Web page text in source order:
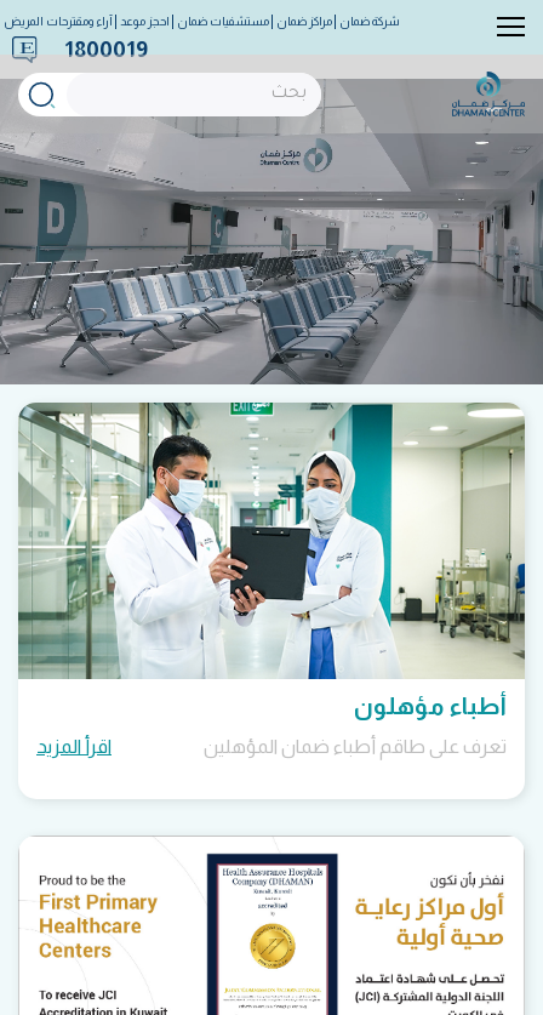
شركة ضمان مراكز ضمان مستشفيات ضمان احجز موعد آراء ومقترحات المريض
1800019
أطباء مؤهلون
تعرف على طاقم أطباء ضمان المؤهلين اقرأ المزيد